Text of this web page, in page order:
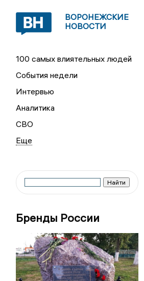
ВОРОНЕЖСКИЕ
НОВОСТИ
100 самых влиятельных людей
События недели
Интервью
Аналитика
СВО
Бренды России